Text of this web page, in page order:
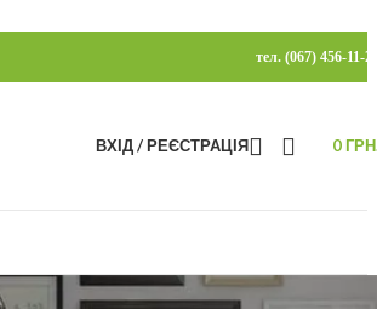
тел. (067) 456-11-
ВХІД / РЕЄСТРАЦІЯ 0